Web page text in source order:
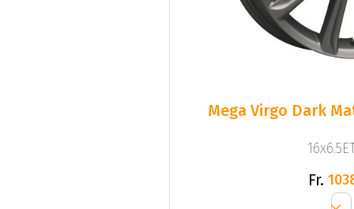
Mega Virgo Dark
Fr.